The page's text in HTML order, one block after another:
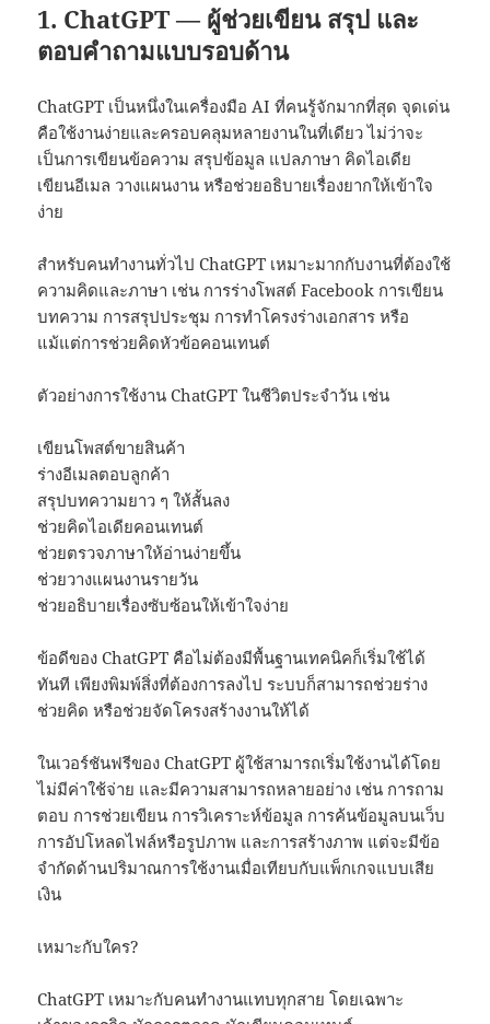
1. ChatGPT — ผู้ช่วยเขียน สรุป และ
ตอบคำถามแบบรอบด้าน
ChatGPT เป็นหนึ่งในเครื่องมือ AI ที่คนรู้จักมากที่สุด จุดเด่น
คือใช้งานง่ายและครอบคลุมหลายงานในที่เดียว ไม่ว่าจะ
เป็นการเขียนข้อความ สรุปข้อมูล แปลภาษา คิดไอเดีย
เขียนอีเมล วางแผนงาน หรือช่วยอธิบายเรื่องยากให้เข้าใจ
ง่าย
สำหรับคนทำงานทั่วไป ChatGPT เหมาะมากกับงานที่ต้องใช้
ความคิดและภาษา เช่น การร่างโพสต์ Facebook การเขียน
บทความ การสรุปประชุม การทำโครงร่างเอกสาร หรือ
แม้แต่การช่วยคิดหัวข้อคอนเทนต์
ตัวอย่างการใช้งาน ChatGPT ในชีวิตประจำวัน เช่น
เขียนโพสต์ขายสินค้า
ร่างอีเมลตอบลูกค้า
สรุปบทความยาว ๆ ให้สั้นลง
ช่วยคิดไอเดียคอนเทนต์
ช่วยตรวจภาษาให้อ่านง่ายขึ้น
ช่วยวางแผนงานรายวัน
ช่วยอธิบายเรื่องซับซ้อนให้เข้าใจง่าย
ข้อดีของ ChatGPT คือไม่ต้องมีพื้นฐานเทคนิคก็เริ่มใช้ได้
ทันที เพียงพิมพ์สิ่งที่ต้องการลงไป ระบบก็สามารถช่วยร่าง
ช่วยคิด หรือช่วยจัดโครงสร้างงานให้ได้
ในเวอร์ชันฟรีของ ChatGPT ผู้ใช้สามารถเริ่มใช้งานได้โดย
ไม่มีค่าใช้จ่าย และมีความสามารถหลายอย่าง เช่น การถาม
ตอบ การช่วยเขียน การวิเคราะห์ข้อมูล การค้นข้อมูลบนเว็บ
การอัปโหลดไฟล์หรือรูปภาพ และการสร้างภาพ แต่จะมีข้อ
จำกัดด้านปริมาณการใช้งานเมื่อเทียบกับแพ็กเกจแบบเสีย
เงิน
เหมาะกับใคร?
ChatGPT เหมาะกับคนทำงานแทบทุกสาย โดยเฉพาะ